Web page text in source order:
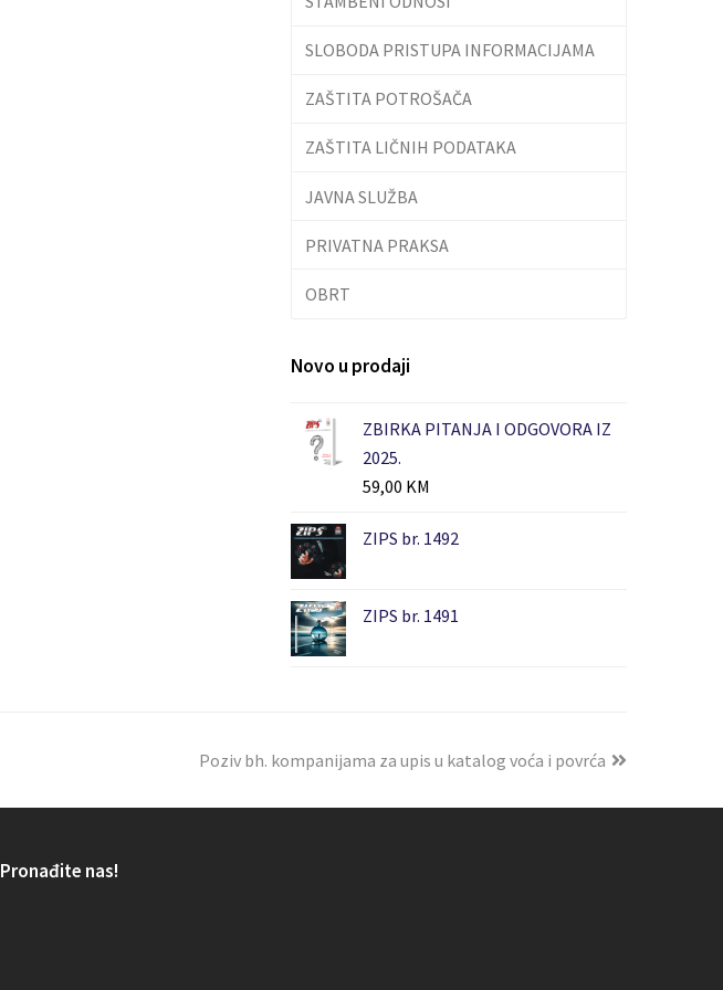
SLOBODA PRISTUPA INFORMACIJAMA
ZAŠTITA POTROŠAČA
ZAŠTITA LIČNIH PODATAKA
JAVNA SLUŽBA
PRIVATNA PRAKSA
OBRT
Novo u prodaji
ZBIRKA PITANJA I ODGOVORA IZ
2025.
59,00 KM
ZIPS br. 1492
ZIPS br. 1491
Poziv bh. kompanijama za upis u katalog voća i povrća
Pronađite nas!